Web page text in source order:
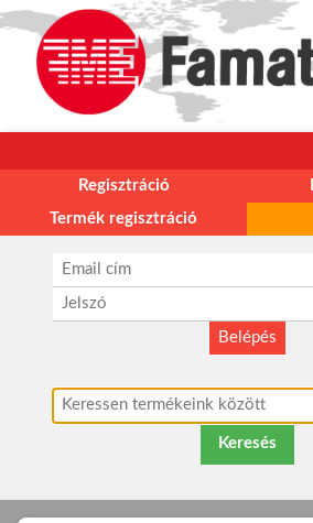
Regisztráció
Termék regisztráció